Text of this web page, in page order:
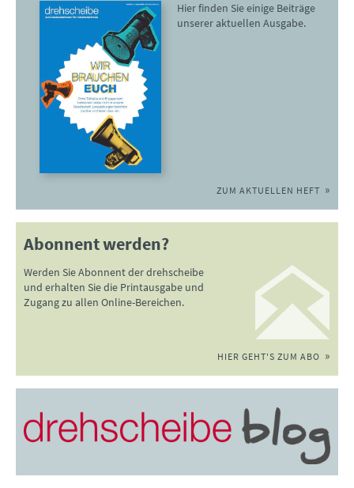
Hier finden Sie einige Beiträge
unserer aktuellen Ausgabe.
ZUM AKTUELLEN HEFT
Abonnent werden?
Werden Sie Abonnent der drehscheibe
und erhalten Sie die Printausgabe und
Zugang zu allen Online-Bereichen.
HIER GEHT'S ZUM ABO